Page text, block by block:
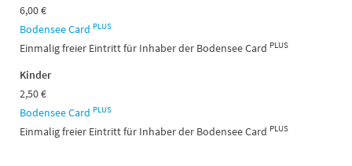
6,00 €
Bodensee Card PLUS
Einmalig freier Eintritt für Inhaber der Bodensee Card PLUS
Kinder
2,50 €
Bodensee Card PLUS
Einmalig freier Eintritt für Inhaber der Bodensee Card PLUS